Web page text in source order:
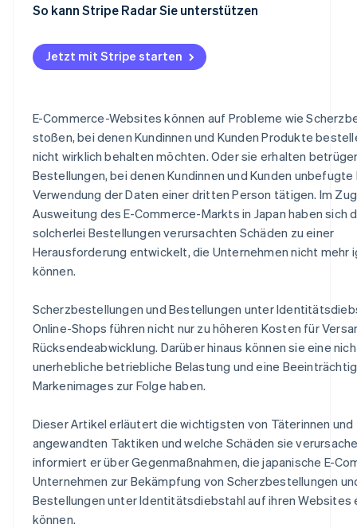
Annahmeverweigerung bei Bestellungen per
Verwendung von Leeradressen
Verwenden Sie eine schwarze Liste
Setzen Sie Betrugserkennungsdienst ein
Kundinnen und Kunden
So kann Stripe Radar Sie unterstützen
Jetzt mit Stripe starten
E-Commerce-Websites können auf Probleme wie
stoßen, bei denen Kundinnen und Kunden Produkte
nicht wirklich behalten möchten. Oder sie erhalten
Bestellungen, bei denen Kundinnen und Kunden
Verwendung der Daten einer dritten Person tätigen. Im
Ausweitung des E-Commerce-Markts in Japan haben sich
solcherlei Bestellungen verursachten Schäden zu einer
Herausforderung entwickelt, die Unternehmen nicht mehr
können.
Scherzbestellungen und Bestellungen unter
Online-Shops führen nicht nur zu höheren Kosten für
Rücksendeabwicklung. Darüber hinaus können sie eine
unerhebliche betriebliche Belastung und eine
Markenimages zur Folge haben.
Dieser Artikel erläutert die wichtigsten von Täterinnen und
angewandten Taktiken und welche Schäden sie
informiert er über Gegenmaßnahmen, die japanische E-
Unternehmen zur Bekämpfung von Scherzbestellungen
Bestellungen unter Identitätsdiebstahl auf ihren Websites
können.